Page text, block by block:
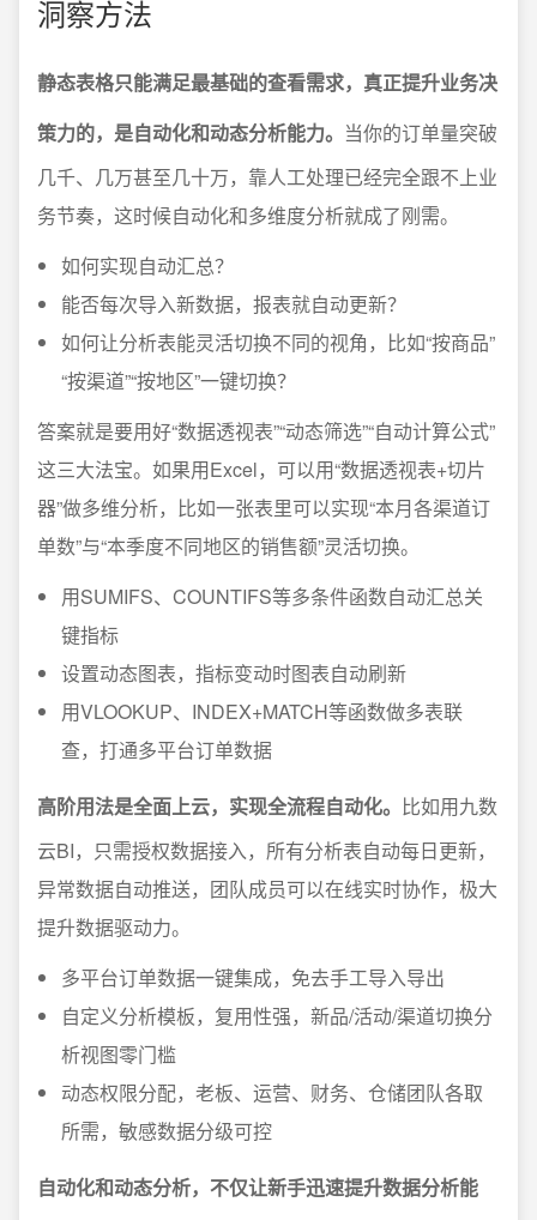
洞察方法
静态表格只能满足最基础的查看需求，真正提升业务决
策力的，是自动化和动态分析能力。 当你的订单量突破
几千、几万甚至几十万，靠人工处理已经完全跟不上业
务节奏，这时候自动化和多维度分析就成了刚需。
如何实现自动汇总？
能否每次导入新数据，报表就自动更新？
如何让分析表能灵活切换不同的视角，比如“按商品”
“按渠道”“按地区”一键切换？
答案就是要用好“数据透视表”“动态筛选”“自动计算公式”
这三大法宝。如果用Excel，可以用“数据透视表+切片
器”做多维分析，比如一张表里可以实现“本月各渠道订
单数”与“本季度不同地区的销售额”灵活切换。
用SUMIFS、COUNTIFS等多条件函数自动汇总关
键指标
设置动态图表，指标变动时图表自动刷新
用VLOOKUP、INDEX+MATCH等函数做多表联
查，打通多平台订单数据
高阶用法是全面上云，实现全流程自动化。 比如用九数
云BI，只需授权数据接入，所有分析表自动每日更新，
异常数据自动推送，团队成员可以在线实时协作，极大
提升数据驱动力。
多平台订单数据一键集成，免去手工导入导出
自定义分析模板，复用性强，新品/活动/渠道切换分
析视图零门槛
动态权限分配，老板、运营、财务、仓储团队各取
所需，敏感数据分级可控
自动化和动态分析，不仅让新手迅速提升数据分析能